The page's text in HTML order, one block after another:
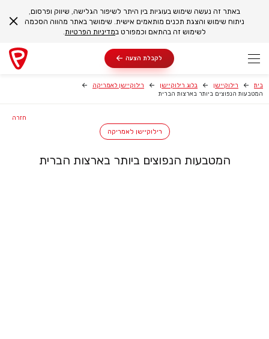
באתר זה נעשה שימוש בעוגיות בין היתר לשיפור הגלישה, שיווק ופרסום,
ניתוח שימוש והצגת תכנים מותאמים אישית. שימושך באתר מהווה הסכמה
לשימוש זה בהתאם וכמפורט במדיניות הפרטיות.
לקבלת הצעה
בית רילוקיישן בלוג רילוקיישן
רילוקיישן לאמריקה
המטבעות הנפוצים ביותר בארצות הברית
חזרה
רילוקיישן לאמריקה
המטבעות הנפוצים ביותר בארצות הברית